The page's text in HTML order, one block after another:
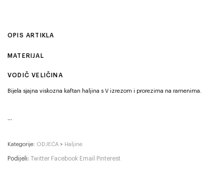
OPIS ARTIKLA
MATERIJAL
VODIČ VELIČINA
Bijela sjajna viskozna kaftan haljina s V izrezom i prorezima na ramenima.
Kategorije: ODJEĆA > Haljine
Podijeli: Twitter Facebook Email Pinterest